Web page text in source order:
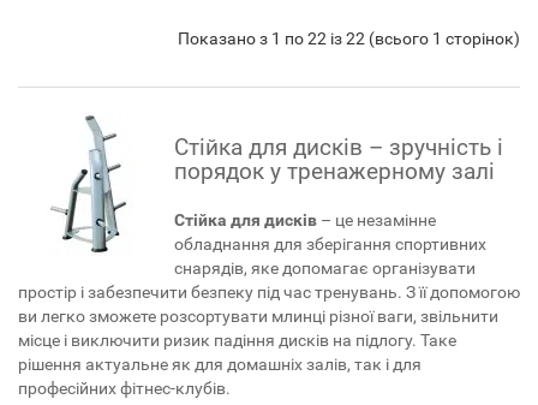
Показано з 1 по 22 із 22 (всього 1 сторінок)
Стійка для дисків – зручність і
порядок у тренажерному залі
Стійка для дисків – це незамінне
обладнання для зберігання спортивних
снарядів, яке допомагає організувати
простір і забезпечити безпеку під час тренувань. З її допомогою
ви легко зможете розсортувати млинці різної ваги, звільнити
місце і виключити ризик падіння дисків на підлогу. Таке
рішення актуальне як для домашніх залів, так і для
професійних фітнес-клубів.